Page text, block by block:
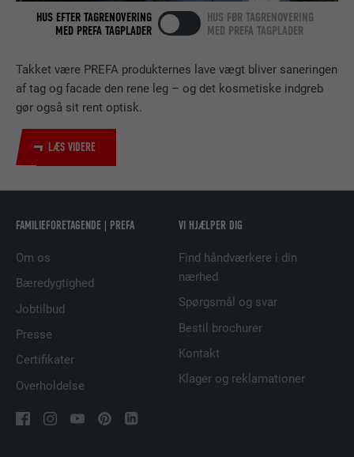
Takket være PREFA produkternes lave vægt bliver saneringen
af tag og facade den rene leg – og det kosmetiske indgreb
gør også sit rent optisk.
LÆS VIDERE
HUS EFTER TAGRENOVERING
MED PREFA TAGPLADER
HUS FØR TAGRENOVERING
MED PREFA TAGPLADER
FAMILIEFORETAGENDE | PREFA
Om os
Bæredygtighed
Jobtilbud
Presse
Certifikater
Overholdelse
VI HJÆLPER DIG
Find håndværkere i din
nærhed
Spørgsmål og svar
Bestil brochurer
Kontakt
Klager og reklamationer
FORMÅL
Bruges af den sociale netværkstjeneste
LinkedIn til at spore brugen af indlejrede
NAVN bscookie
FORMÅL
LinkedIn til at spore brugen af indlejrede
UserMatchHistory
UDBYDER
FORLØB
FORMÅL
flere websteder for at præsentere relevante